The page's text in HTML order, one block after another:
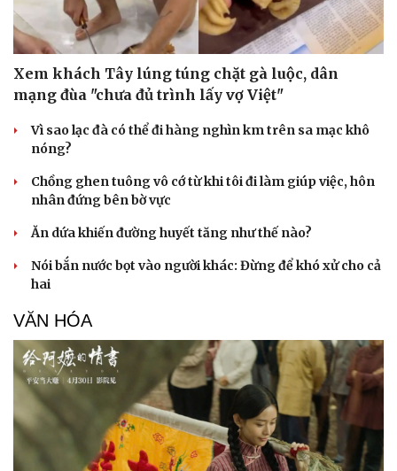
Xem khách Tây lúng túng chặt gà luộc, dân
mạng đùa "chưa đủ trình lấy vợ Việt"
Vì sao lạc đà có thể đi hàng nghìn km trên sa mạc khô
nóng?
Chồng ghen tuông vô cớ từ khi tôi đi làm giúp việc, hôn
nhân đứng bên bờ vực
Ăn dứa khiến đường huyết tăng như thế nào?
Nói bắn nước bọt vào người khác: Đừng để khó xử cho cả
hai
VĂN HÓA